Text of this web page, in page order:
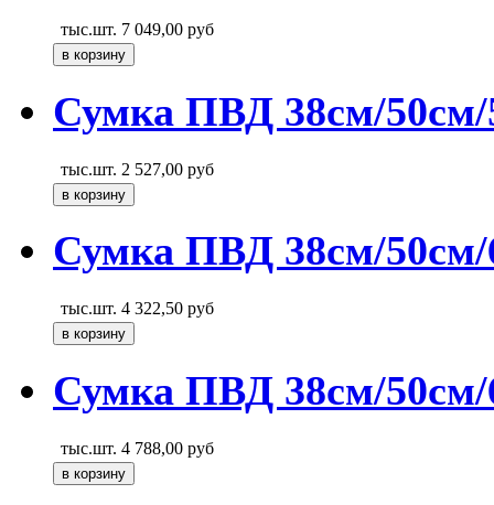
тыс.шт. 7 049,00 руб
Сумка ПВД 38см/
тыс.шт. 2 527,00 руб
Сумка ПВД 38см/
тыс.шт. 4 322,50 руб
Сумка ПВД 38см/
тыс.шт. 4 788,00 руб